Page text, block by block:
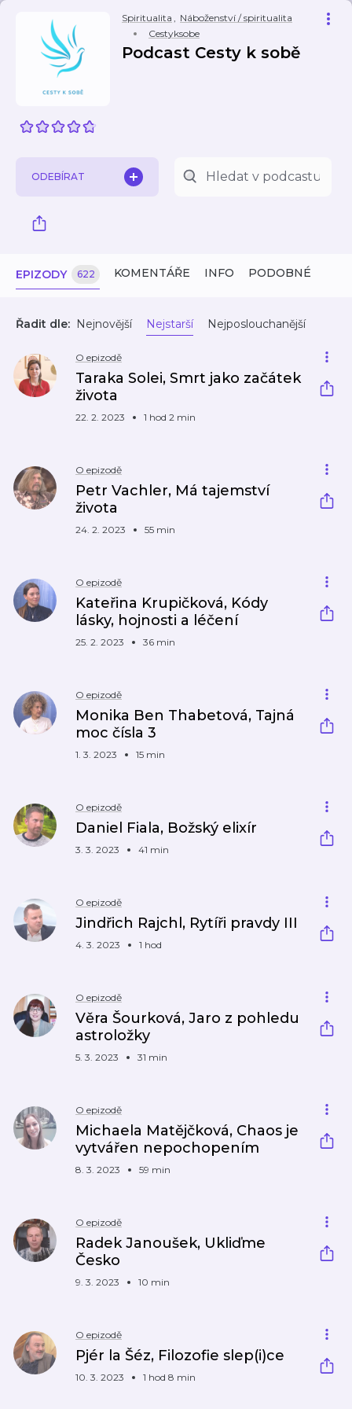
Spiritualita , Náboženství / spiritualita
Cestyksobe
Podcast Cesty k sobě
ODEBÍRAT
EPIZODY 622 KOMENTÁŘE INFO PODOBNÉ
Řadit dle: Nejnovější Nejstarší Nejposlouchanější
O epizodě
Taraka Solei, Smrt jako začátek
života
22. 2. 2023 1 hod 2 min
O epizodě
Petr Vachler, Má tajemství
života
24. 2. 2023 55 min
O epizodě
Kateřina Krupičková, Kódy
lásky, hojnosti a léčení
25. 2. 2023 36 min
O epizodě
Monika Ben Thabetová, Tajná
moc čísla 3
1. 3. 2023 15 min
O epizodě
Daniel Fiala, Božský elixír
3. 3. 2023 41 min
O epizodě
Jindřich Rajchl, Rytíři pravdy III
4. 3. 2023 1 hod
O epizodě
Věra Šourková, Jaro z pohledu
astroložky
5. 3. 2023 31 min
O epizodě
Michaela Matějčková, Chaos je
vytvářen nepochopením
8. 3. 2023 59 min
O epizodě
Radek Janoušek, Ukliďme
Česko
9. 3. 2023 10 min
O epizodě
Pjér la Šéz, Filozofie slep(i)ce
10. 3. 2023 1 hod 8 min